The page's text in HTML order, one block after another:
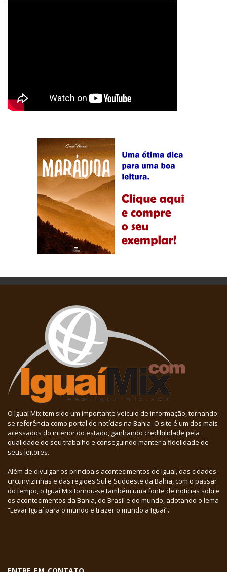
O Iguaí Mix tem sido um importante veículo de informação, tornando-
se referência como portal de notícias na Bahia. O site é um dos mais
acessados do interior do estado, ganhando credibilidade pela
qualidade de seu trabalho e conseguindo manter a fidelidade de
seus leitores.
Além de divulgar os principais acontecimentos de Iguaí, das cidades
circunvizinhas e das regiões Sul e Sudoeste da Bahia, com o passar
do tempo, o Iguaí Mix tornou-se também uma fonte de notícias sobre
os acontecimentos da Bahia, do Brasil e do mundo, adotando o lema
“Levar Iguaí para o mundo e trazer o mundo a Iguaí”.